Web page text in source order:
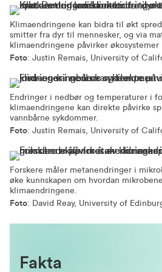
Klimaendringene kan bidra til økt
smitter fra dyr til mennesker, og via
klimaendringene påvirker
Foto: Justin Remais, University of
Endringer i nedbør og temperaturer i
klimaendringene kan direkte påvirke
vannbårne sykdommer.
Foto: Justin Remais, University of
Forskere måler metanendringer i
øke kunnskapen om hvordan
klimaendringene.
Foto: David Reay, University of
Fakta